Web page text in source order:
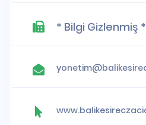
* Bilgi Gizlenmiş *